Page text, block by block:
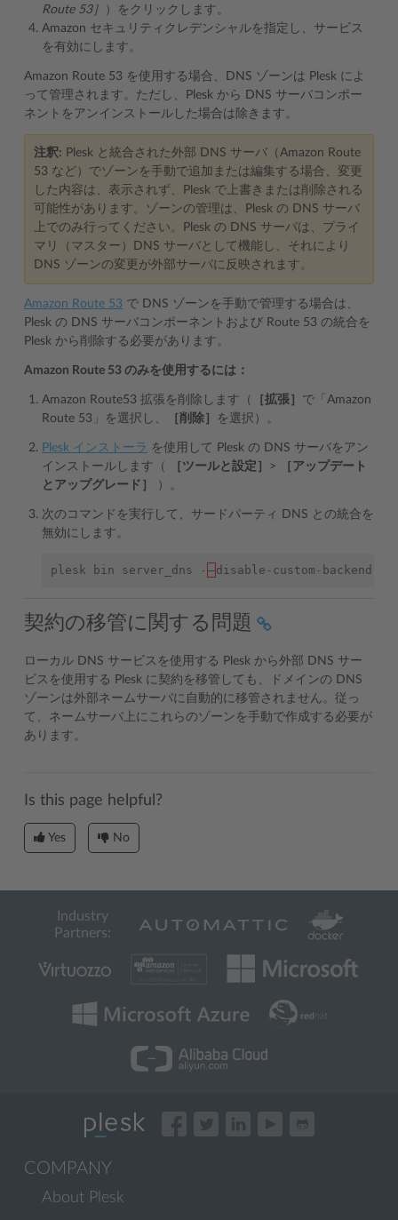
Route 53］
）をクリックします。
Amazon セキュリティクレデンシャルを指定し、サービス
を有効にします。
Amazon Route 53 を使用する場合、DNS ゾーンは Plesk によ
って管理されます。ただし、Plesk から DNS サーバコンポー
ネントをアンインストールした場合は除きます。
注釈: Plesk と統合された外部 DNS サーバ（Amazon Route
53 など）でゾーンを手動で追加または編集する場合、変更
した内容は、表示されず、Plesk で上書きまたは削除される
可能性があります。ゾーンの管理は、Plesk の DNS サーバ
上でのみ行ってください。Plesk の DNS サーバは、プライ
マリ（マスター）DNS サーバとして機能し、それにより
DNS ゾーンの変更が外部サーバに反映されます。
Amazon Route 53 で DNS ゾーンを手動で管理する場合は、
Plesk の DNS サーバコンポーネントおよび Route 53 の統合を
Plesk から削除する必要があります。
Amazon Route 53 のみを使用するには：
Amazon Route53 拡張を削除します（ ［拡張］ で「Amazon
Route 53」を選択し、
［削除］ を選択）。
Plesk インストーラ を使用して Plesk の DNS サーバをアン
インストールします（
［ツールと設定］ >
［アップデート
とアップグレード］
）。
次のコマンドを実行して、サードパーティ DNS との統合を
無効にします。
plesk bin server_dns - —disable - custom - backend
契約の移管に関する問題
ローカル DNS サービスを使用する Plesk から外部 DNS サー
ビスを使用する Plesk に契約を移管しても、ドメインの DNS
ゾーンは外部ネームサーバに自動的に移管されません。従っ
て、ネームサーバ上にこれらのゾーンを手動で作成する必要が
あります。
Is this page helpful?
Yes No
Industry
Partners:
COMPANY
About Plesk